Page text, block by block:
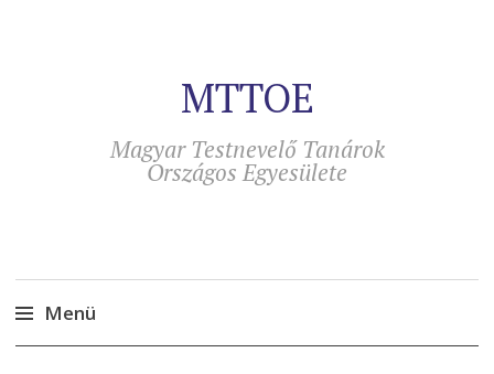
MTTOE
Magyar Testnevelő Tanárok
Országos Egyesülete
Menü